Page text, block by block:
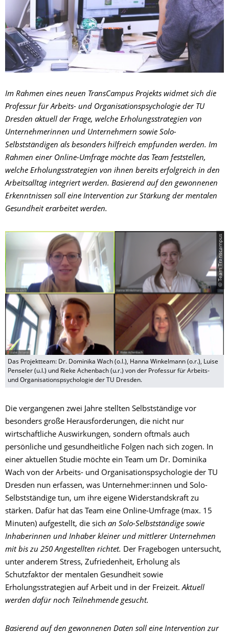
Im Rahmen eines neuen TransCampus Projekts widmet sich die
Professur für Arbeits- und Organisationspsychologie der TU
Dresden aktuell der Frage, welche Erholungsstrategien von
Unternehmerinnen und Unternehmern sowie Solo-
Selbstständigen als besonders hilfreich empfunden werden. Im
Rahmen einer Online-Umfrage möchte das Team feststellen,
welche Erholungsstrategien von ihnen bereits erfolgreich in den
Arbeitsalltag integriert werden. Basierend auf den gewonnenen
Erkenntnissen soll eine Intervention zur Stärkung der mentalen
Gesundheit erarbeitet werden.
© Team Transcampus
Das Projektteam: Dr. Dominika Wach (o.l.), Hanna Winkelmann (o.r.), Luise
Penseler (u.l.) und Rieke Achenbach (u.r.) von der Professur für Arbeits-
und Organisationspsychologie der TU Dresden.
Die vergangenen zwei Jahre stellten Selbstständige vor
besonders große Herausforderungen, die nicht nur
wirtschaftliche Auswirkungen, sondern oftmals auch
persönliche und gesundheitliche Folgen nach sich zogen. In
einer aktuellen Studie möchte ein Team um Dr. Dominika
Wach von der Arbeits- und Organisationspsychologie der TU
Dresden nun erfassen, was Unternehmer:innen und Solo-
Selbstständige tun, um ihre eigene Widerstandskraft zu
stärken. Dafür hat das Team eine Online-Umfrage (max. 15
Minuten) aufgestellt, die sich an Solo-Selbstständige sowie
Inhaberinnen und Inhaber kleiner und mittlerer Unternehmen
mit bis zu 250 Angestellten richtet. Der Fragebogen untersucht,
unter anderem Stress, Zufriedenheit, Erholung als
Schutzfaktor der mentalen Gesundheit sowie
Erholungsstrategien auf Arbeit und in der Freizeit.Aktuell
werden dafür noch Teilnehmende gesucht.
Basierend auf den gewonnenen Daten soll eine Intervention zur